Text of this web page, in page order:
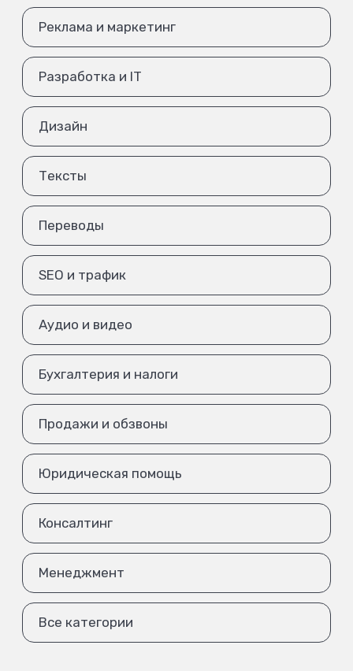
Реклама и маркетинг
Разработка и IT
Дизайн
Тексты
Переводы
SEO и трафик
Аудио и видео
Бухгалтерия и налоги
Продажи и обзвоны
Юридическая помощь
Консалтинг
Менеджмент
Все категории